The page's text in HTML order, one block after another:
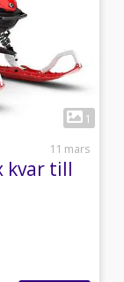
1
11 mars
kvar till